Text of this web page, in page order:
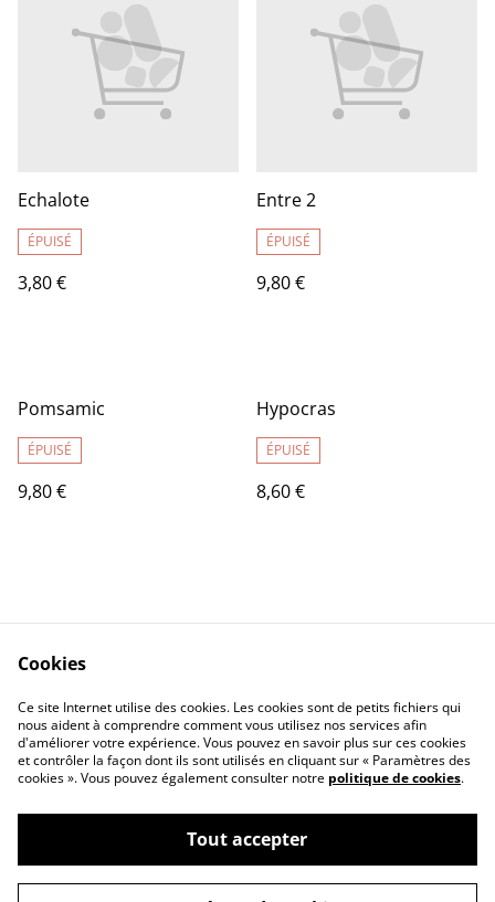
Echalote
ÉPUISÉ
3,80 €
Entre 2
ÉPUISÉ
9,80 €
Pomsamic
ÉPUISÉ
9,80 €
Hypocras
ÉPUISÉ
8,60 €
Contact
Legal Terms
Privacy Policy
Cookie Policy
©2026Vinaigrerie L'Aigre-douce
Cookies
Ce site Internet utilise des cookies. Les cookies sont de petits fichiers qui
nous aident à comprendre comment vous utilisez nos services afin
d'améliorer votre expérience. Vous pouvez en savoir plus sur ces cookies
et contrôler la façon dont ils sont utilisés en cliquant sur « Paramètres des
cookies ». Vous pouvez également consulter notre politique de cookies.
Tout accepter